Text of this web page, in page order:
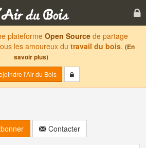
plateforme Open Sourcede partage
les amoureux du travail du bois. (En
savoir plus)
l'Air du Bois
Contacter